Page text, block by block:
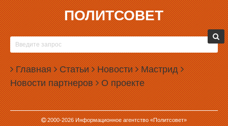
ПОЛИТСОВЕТ
Главная Статьи Новости Мастрид
Новости партнеров О проекте
2000-2026Информационное агентство «Политсовет»
31.01.2023, 12:33
ЕКАТЕРИНБУРЖЕЦ, В ЧЬЮ МАШИНУ
ВРЕЗАЛСЯ МУСОРНЫЙ БАК, ОТСУДИЛ 145
ТЫСЯЧ
Житель Екатеринбурга отсудил 145 тысяч рублей за то, что в его
машину врезался плохо закрепленный мусорный бак.
Как сообщили в пресс-службе Свердловского областного суда,
инцидент произошел в мае прошлого года возле кафе